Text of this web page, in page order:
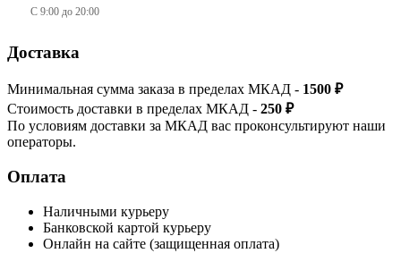
C 9:00 до 20:00
Доставка
Минимальная сумма заказа в пределах МКАД - 1500 ₽
Стоимость доставки в пределах МКАД - 250 ₽
По условиям доставки за МКАД вас проконсультируют наши
операторы.
Оплата
Наличными курьеру
Банковской картой курьеру
Онлайн на сайте (защищенная оплата)